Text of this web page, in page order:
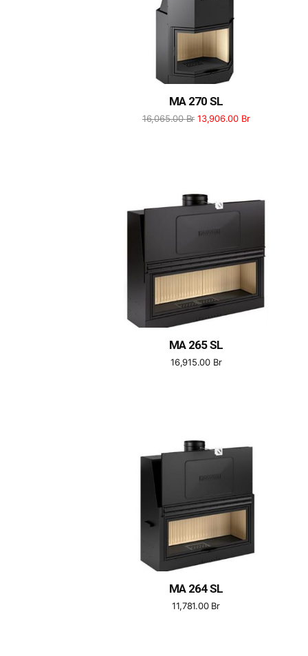
MA 270 SL
16,065.00Br 13,906.00 Br
MA 265 SL
16,915.00 Br
MA 264 SL
11,781.00 Br